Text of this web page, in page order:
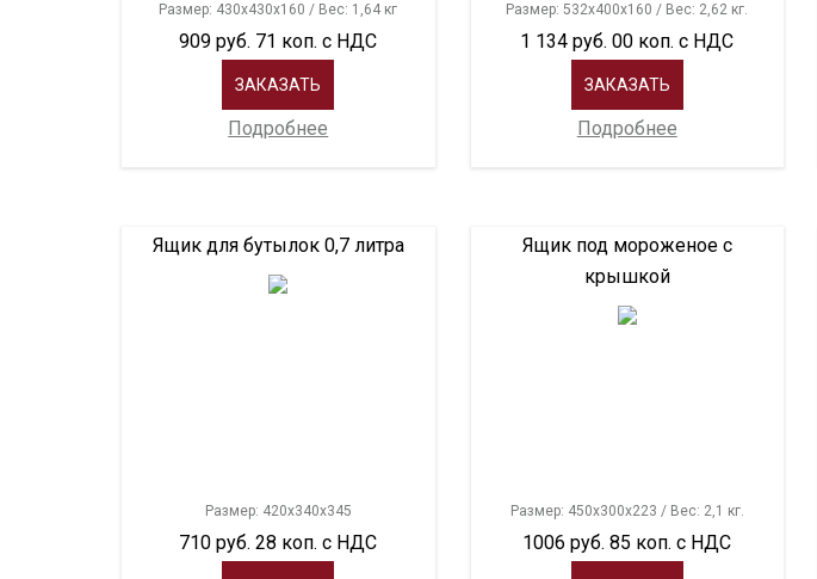
Размер: 430х430х160 / Вес: 1,64 кг
909 руб. 71 коп. с НДС
ЗАКАЗАТЬ
Подробнее
Размер: 532х400х160 / Вес: 2,62 кг.
1 134 руб. 00 коп. с НДС
ЗАКАЗАТЬ
Подробнее
Ящик для бутылок 0,7 литра
Размер: 420х340х345
710 руб. 28 коп. с НДС
Ящик под мороженое с
крышкой
Размер: 450х300х223 / Вес: 2,1 кг.
1006 руб. 85 коп. с НДС